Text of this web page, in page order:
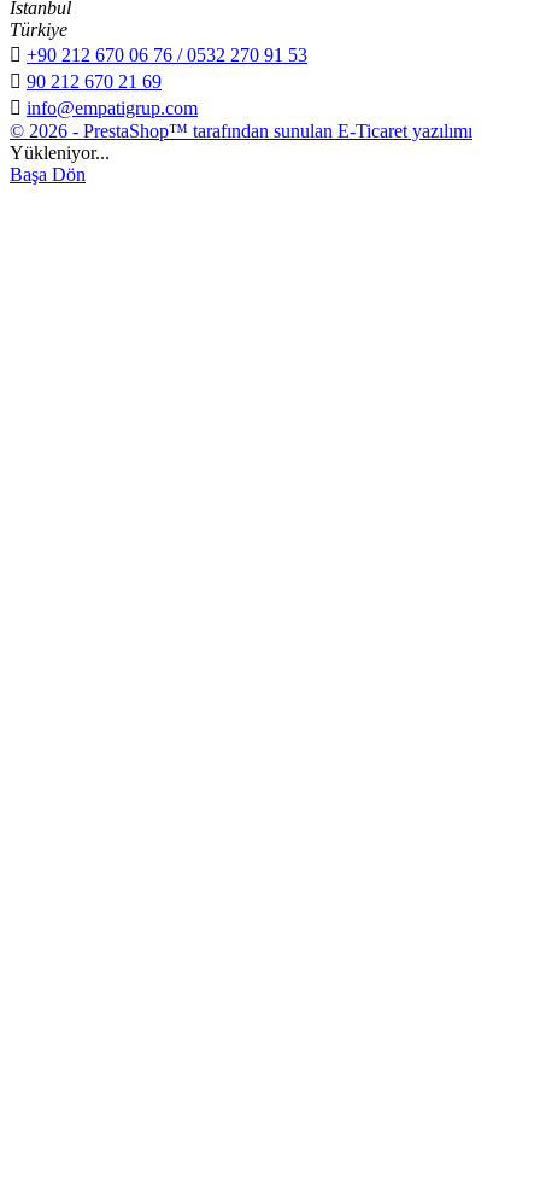
İstanbul
Türkiye
 +90 212 670 06 76 / 0532 270 91 53
 90 212 670 21 69
 info@empatigrup.com
© 2026 - PrestaShop™ tarafından sunulan E-Ticaret yazılımı
Yükleniyor...
Başa Dön